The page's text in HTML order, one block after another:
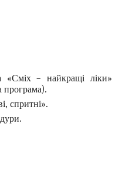
«Сміх – найкращі ліки»
програма).
спритні».